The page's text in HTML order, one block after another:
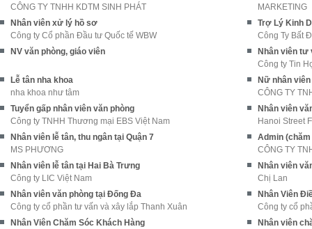
CÔNG TY TNHH KDTM SINH PHÁT
MARKETING
Nhân viên xử lý hồ sơ
Công ty Cổ phần Đầu tư Quốc tế WBW
Trợ Lý Kinh
Công Ty Bất
NV văn phòng, giáo viên
Nhân viên tư
Công ty Tin
Lễ tân nha khoa
nha khoa như tâm
Nữ nhân
CÔNG TY
Tuyển gấp nhân viên văn phòng
Công ty TNHH Thương mại EBS Việt Nam
Nhân viên
Hanoi Street
Nhân viên lễ tân, thu ngân tại Quận 7
MS PHƯƠNG
Admin
CÔNG TY
Nhân viên lễ tân tại Hai Bà Trưng
Công ty LIC Việt Nam
Nhân viên
Chị Lan
Nhân viên văn phòng tại Đống Đa
Công ty cổ phần tư vấn và xây lắp Thanh Xuân
Nhân Viên
Công ty cổ
Nhân Viên Chăm Sóc Khách Hàng
Nhân viên